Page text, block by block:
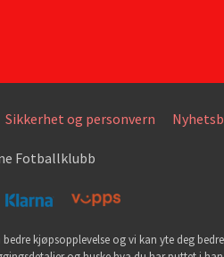
Sikkerhet og personvern
Fotballklubb
kjøpsopplevelse og vi kan yte deg bedre